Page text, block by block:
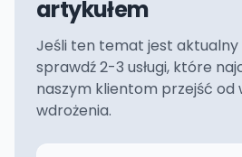
artykułem
Jeśli ten temat jest aktualny
sprawdź 2-3 usługi, które
naszym klientom przejść od
wdrożenia.